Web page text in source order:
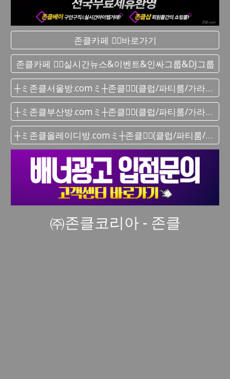
존클카페 ❤️‍🔥바로가기
존클카페 ❤️‍🔥실시간 뉴스&이벤트&인싸그룹&DJ그룹
┼ミ존클서울방.comミ┼존클❤️‍🔥(클럽/파티룸/가라오케) - 단톡방
┼ミ존클부산방.comミ┼존클❤️‍🔥(클럽/파티룸/가라오케) - 단톡방
┼ミ존클올레이디방.comミ┼존클❤️‍🔥(클럽/파티룸/가라오케) - 단톡방
㈜존클코리아 - 존클